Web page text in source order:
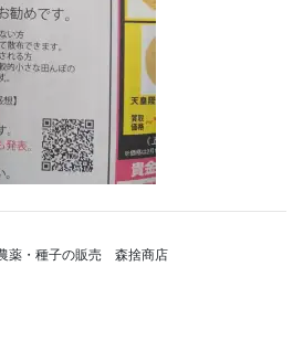
薬・種子の販売 森捨商店